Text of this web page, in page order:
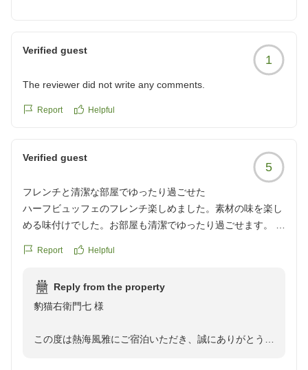
ウェルカムドリンクやお部屋の清潔さ、アクセスについ
てご満足いただけたご様子を伺い、大変嬉しく拝読いた
しました。当館は海沿いから少し離れた山側に位置して
ケーションをお楽しみいただける点も魅力のひとつでご
「また利用したい」というお言葉は、私どもスタッフに
とって何よりの励みとなります。今後も皆様に非日常の
癒やしを感じていただける空間とサービスの提供に努め
てまいります。
ご来館を、スタッフ一同心よりお待ちしております。
Verified guest
1
The reviewer did not write any comments.
Report Helpful
Verified guest
5
フレンチと清潔な部屋でゆったり過ごせた
ハーフビュッフェのフレンチ楽しめました。素材の味を楽し
める味付けでした。お部屋も清潔でゆったり過ごせます。 系
かったのですが、ウエルカムドリンクがいただけたので良か
です。
クチコミの詳細はこちらから
reviewId=33123478324486
Report Helpful
Reply from the property
豹猫右衛門七 様
この度は熱海風雅にご宿泊いただき、誠にありがとうご